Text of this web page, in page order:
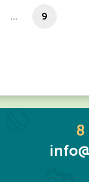
... 9
8